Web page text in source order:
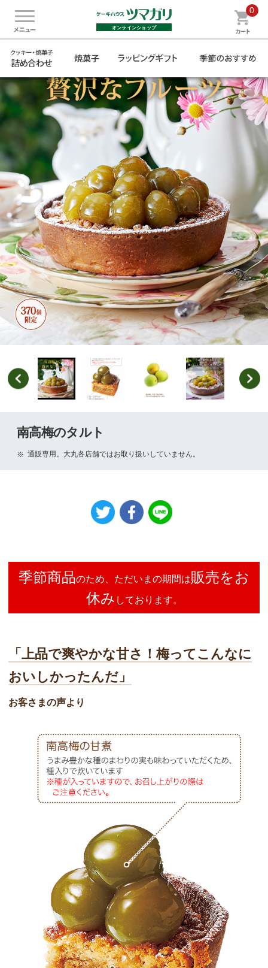
0
オンラインショップ
南高梅のタルト
※ 通販専用。大丸各店舗ではお取り扱いしていません。
季節商品のため、ただいまの期間は販売をお
休み しております。
「上品で爽やかな甘さ！梅ってこんなに
おいしかったんだ」
お客さまの声より